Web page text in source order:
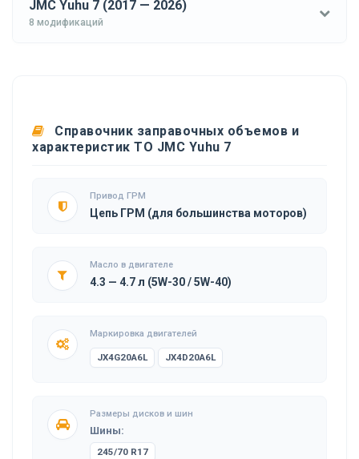
JMC Yuhu 7 (2017 — 2026)
8 модификаций
Справочник заправочных объемов и
характеристик ТО JMC Yuhu 7
Привод ГРМ
Цепь ГРМ (для большинства моторов)
Масло в двигателе
4.3 — 4.7 л (5W-30 / 5W-40)
Маркировка двигателей
JX4G20A6L JX4D20A6L
Размеры дисков и шин
Шины:
245/70 R17